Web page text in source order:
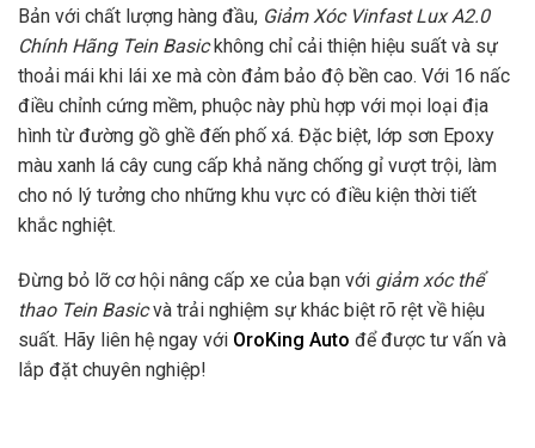
Bản với chất lượng hàng đầu, Giảm Xóc Vinfast Lux A2.0
Chính Hãng Tein Basickhông chỉ cải thiện hiệu suất và sự
thoải mái khi lái xe mà còn đảm bảo độ bền cao. Với 16 nấc
điều chỉnh cứng mềm, phuộc này phù hợp với mọi loại địa
hình từ đường gồ ghề đến phố xá. Đặc biệt, lớp sơn Epoxy
màu xanh lá cây cung cấp khả năng chống gỉ vượt trội, làm
cho nó lý tưởng cho những khu vực có điều kiện thời tiết
khắc nghiệt.
Đừng bỏ lỡ cơ hội nâng cấp xe của bạn với giảm xóc thể
thao Tein Basicvà trải nghiệm sự khác biệt rõ rệt về hiệu
suất. Hãy liên hệ ngay với OroKing Auto để được tư vấn và
lắp đặt chuyên nghiệp!